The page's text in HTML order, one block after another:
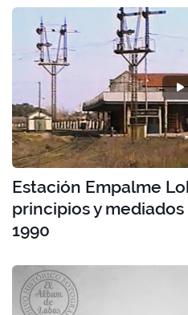
Estación Empalme
principios y
1990